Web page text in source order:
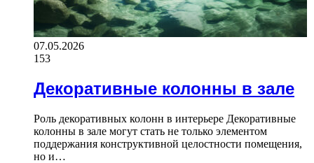
07.05.2026
153
Декоративные колонны в зале
Роль декоративных колонн в интерьере Декоративные
колонны в зале могут стать не только элементом
поддержания конструктивной целостности помещения,
но и…